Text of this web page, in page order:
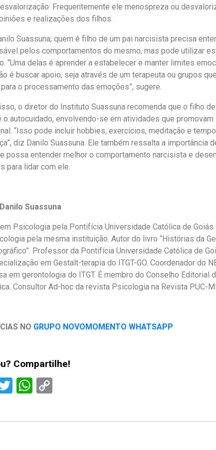
Frequentemente ele menospreza ou
e realizações dos filhos.
Suassuna, quem é filho de um pai narcisista precisa
pelos comportamentos do mesmo, mas pode utilizar
“Uma delas é aprender a estabelecer e manter limites
é buscar apoio, seja através de um terapeuta ou grupos
o processamento das emoções”, sugere.
o diretor do Instituto Suassuna recomenda que o filho
o autocuidado, envolvendo-se em atividades que
“Isso pode incluir hobbies, exercícios, meditação e
diz Danilo Suassuna. Ele também ressalta a importância
possa entender melhor o comportamento narcisista e
para lidar com ele.
Suassuna
Psicologia pela Pontifícia Universidade Católica de Goiás
pela mesma instituição. Autor do livro “Histórias da
Professor da Pontifícia Universidade Católica de
em Gestalt-terapia do ITGT-GO. Coordenador do
em gerontologia do ITGT. É membro do Conselho Editorial
Consultor Ad-hoc da revista Psicologia na Revista PUC-
NO GRUPO NOVOMOMENTO WHATSAPP
Compartilhe!
TwitterWhatsApp